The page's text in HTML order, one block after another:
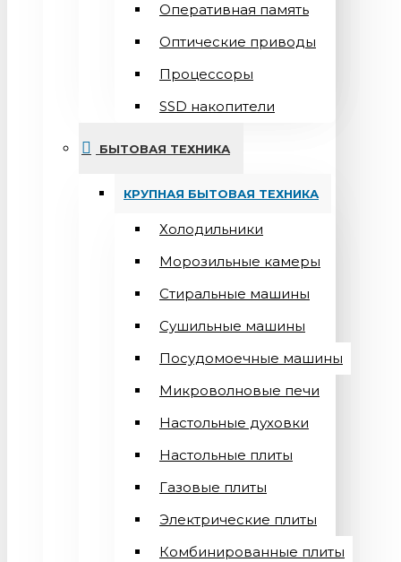
Оперативная память
Оптические приводы
Процессоры
SSD накопители
БЫТОВАЯ ТЕХНИКА
КРУПНАЯ БЫТОВАЯ ТЕХНИКА
Холодильники
Морозильные камеры
Стиральные машины
Сушильные машины
Посудомоечные машины
Микроволновые печи
Настольные духовки
Настольные плиты
Газовые плиты
Электрические плиты
Комбинированные плиты